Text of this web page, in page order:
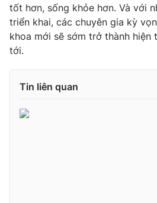
tốt hơn, sống khỏe hơn. Và với
triển khai, các chuyên gia kỳ
khoa mới sẽ sớm trở thành hiện
tới.
Tin liên quan